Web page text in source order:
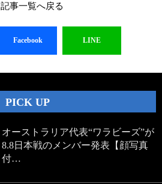
記事一覧へ戻る
Facebook LINE
PICK UP
オーストラリア代表“ワラビーズ”が
8.8日本戦のメンバー発表【顔写真
付…